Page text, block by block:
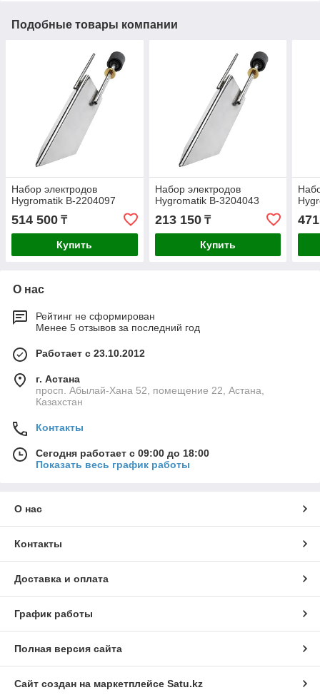
Подобные товары компании
Набор электродов
Hygromatik B-2204097
514 500 ₸
Купить
Набор электродов
Hygromatik B-3204043
213 150₸
Купить
О нас
Рейтинг не сформирован
Менее 5 отзывов за последний год
Работает с 23.10.2012
г. Астана
просп. Абылай-Хана 52, помещение 22, Астана,
Казахстан
Контакты
Сегодня работает с 09:00 до 18:00
Показать весь график работы
О нас
Контакты
Доставка и оплата
График работы
Полная версия сайта
Сайт создан на маркетплейсе Satu.kz